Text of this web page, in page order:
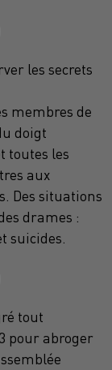
les secrets
membres de
doigt
toutes les
aux
Des situations
drames :
suicides.
tout
pour abroger